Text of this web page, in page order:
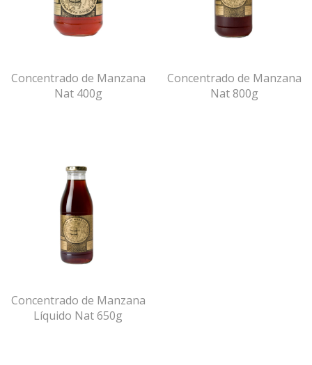
Concentrado de Manzana
Nat 400g
Concentrado de Manzana
Nat 800g
Concentrado de Manzana
Líquido Nat 650g